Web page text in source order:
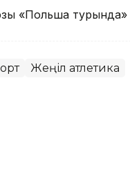
«Польша турында»
Жеңіл атлетика